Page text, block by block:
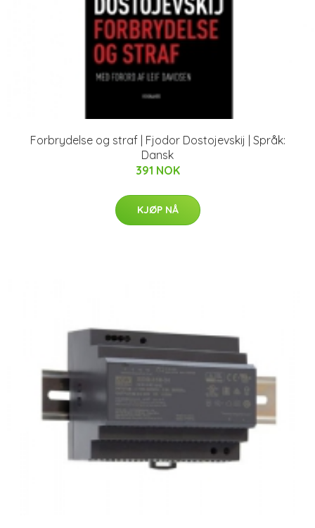
Forbrydelse og straf | Fjodor Dostojevskij | Språk:
Dansk
391 NOK
KJØP NÅ